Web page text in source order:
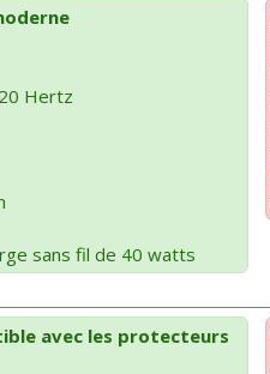
Hertz
sans fil de 40 watts
avec les protecteurs